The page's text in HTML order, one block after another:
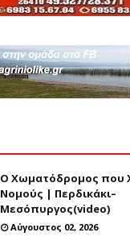
Ο Χωματόδρομος που
Νομούς | Περδικάκι–
Μεσόπυργος(video)
Αύγουστος 02, 2026